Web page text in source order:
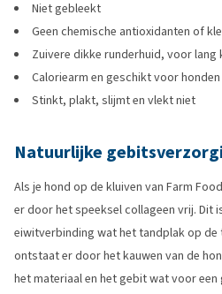
Niet gebleekt
Geen chemische antioxidanten of
Zuivere dikke runderhuid, voor lang
Caloriearm en geschikt voor
Stinkt, plakt, slijmt en vlekt niet
Natuurlijke
Als je hond op de kluiven van Farm
er door het speeksel collageen vrij. Dit
eiwitverbinding wat het tandplak op de
ontstaat er door het kauwen van de
het materiaal en het gebit wat voor